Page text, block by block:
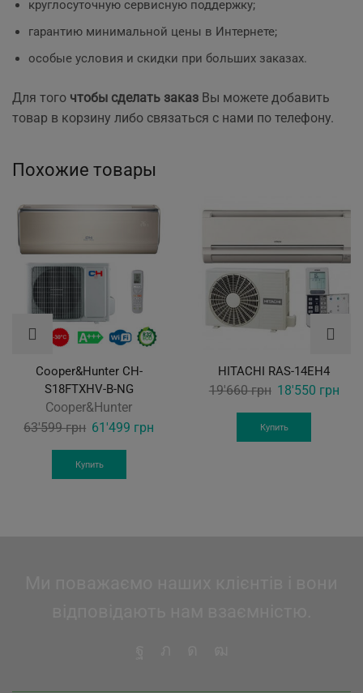
круглосуточную сервисную поддержку;
гарантию минимальной цены в Интернете;
особые условия и скидки при больших заказах.
Для того чтобы сделать заказ Вы можете добавить
товар в корзину либо связаться с нами по телефону.
Похожие товары
Cooper&Hunter CH-
S18FTXHV-B-NG
Cooper&Hunter
63'599грн Original
was:
61'499 грн
Купить
HITACHI RAS-14EH4
19'660грн Original
was:
18'550 грн
Купить